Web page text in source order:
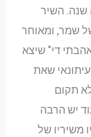
שנה. השיר
שמר, ומאוחר
די" שיצא
שאת
תקום
יש הרבה
משיריו של